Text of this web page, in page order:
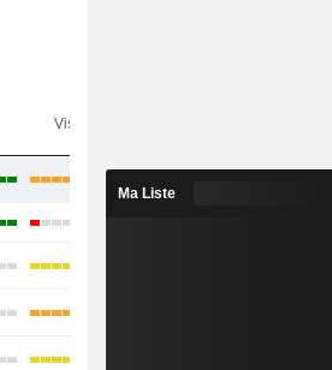
Visibilité
Ma Liste